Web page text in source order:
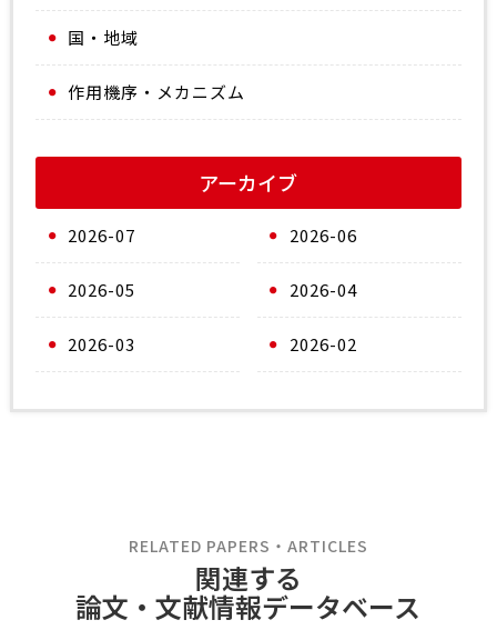
国・地域
作用機序・メカニズム
アーカイブ
2026-07 2026-06
2026-05 2026-04
2026-03 2026-02
RELATED PAPERS・ARTICLES
関連する
論文・文献情報データベース